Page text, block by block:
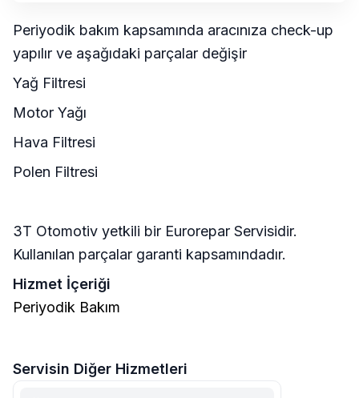
Periyodik bakım kapsamında aracınıza check-up
yapılır ve aşağıdaki parçalar değişir
Yağ Filtresi
Motor Yağı
Hava Filtresi
Polen Filtresi
3T Otomotiv yetkili bir Eurorepar Servisidir.
Kullanılan parçalar garanti kapsamındadır.
Hizmet İçeriği
Periyodik Bakım
Servisin Diğer Hizmetleri